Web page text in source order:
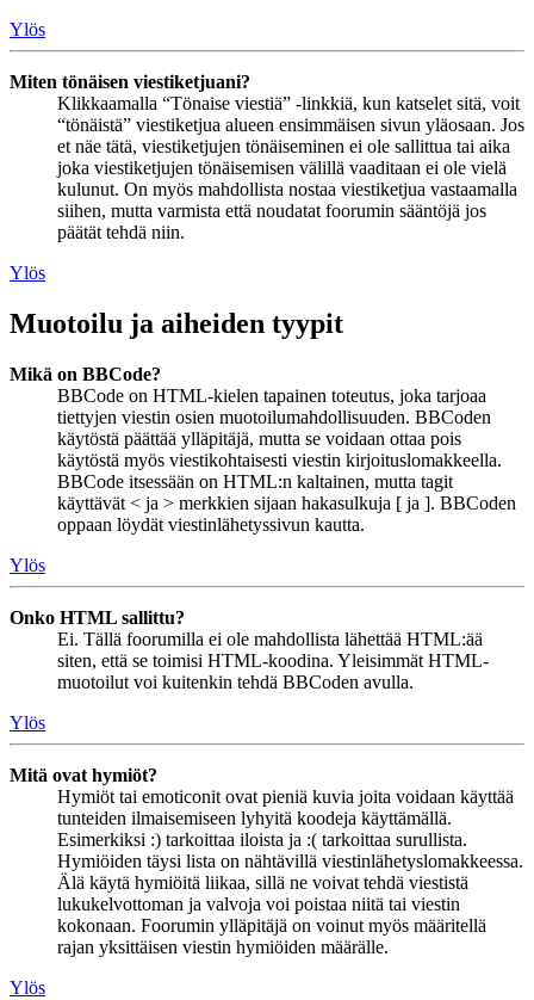
Ylös
Miten tönäisen viestiketjuani?
Klikkaamalla “Tönaise viestiä” -linkkiä, kun katselet sitä, voit
“tönäistä” viestiketjua alueen ensimmäisen sivun yläosaan. Jos
et näe tätä, viestiketjujen tönäiseminen ei ole sallittua tai aika
joka viestiketjujen tönäisemisen välillä vaaditaan ei ole vielä
kulunut. On myös mahdollista nostaa viestiketjua vastaamalla
siihen, mutta varmista että noudatat foorumin sääntöjä jos
päätät tehdä niin.
Ylös
Muotoilu ja aiheiden tyypit
Mikä on BBCode?
BBCode on HTML-kielen tapainen toteutus, joka tarjoaa
tiettyjen viestin osien muotoilumahdollisuuden. BBCoden
käytöstä päättää ylläpitäjä, mutta se voidaan ottaa pois
käytöstä myös viestikohtaisesti viestin kirjoituslomakkeella.
BBCode itsessään on HTML:n kaltainen, mutta tagit
käyttävät < ja > merkkien sijaan hakasulkuja [ ja ]. BBCoden
oppaan löydät viestinlähetyssivun kautta.
Ylös
Onko HTML sallittu?
Ei. Tällä foorumilla ei ole mahdollista lähettää HTML:ää
siten, että se toimisi HTML-koodina. Yleisimmät HTML-
muotoilut voi kuitenkin tehdä BBCoden avulla.
Ylös
Mitä ovat hymiöt?
Hymiöt tai emoticonit ovat pieniä kuvia joita voidaan käyttää
tunteiden ilmaisemiseen lyhyitä koodeja käyttämällä.
Esimerkiksi :) tarkoittaa iloista ja :( tarkoittaa surullista.
Hymiöiden täysi lista on nähtävillä viestinlähetyslomakkeessa.
Älä käytä hymiöitä liikaa, sillä ne voivat tehdä viestistä
lukukelvottoman ja valvoja voi poistaa niitä tai viestin
kokonaan. Foorumin ylläpitäjä on voinut myös määritellä
rajan yksittäisen viestin hymiöiden määrälle.
Ylös